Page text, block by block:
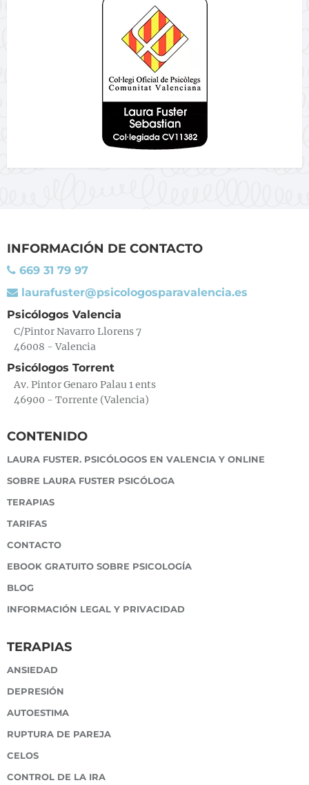
INFORMACIÓN DE CONTACTO
669 31 79 97
laurafuster@psicologosparavalencia.es
Psicólogos Valencia
C/Pintor Navarro Llorens 7
46008 - Valencia
Psicólogos Torrent
Av. Pintor Genaro Palau 1 ents
46900 - Torrente (Valencia)
CONTENIDO
LAURA FUSTER. PSICÓLOGOS EN VALENCIA Y ONLINE
SOBRE LAURA FUSTER PSICÓLOGA
TERAPIAS
TARIFAS
CONTACTO
EBOOK GRATUITO SOBRE PSICOLOGÍA
BLOG
INFORMACIÓN LEGAL Y PRIVACIDAD
TERAPIAS
ANSIEDAD
DEPRESIÓN
AUTOESTIMA
RUPTURA DE PAREJA
CELOS
CONTROL DE LA IRA